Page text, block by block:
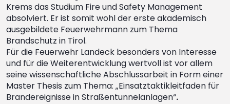
Krems das Studium Fire und Safety Management
absolviert. Er ist somit wohl der erste akademisch
ausgebildete Feuerwehrmann zum Thema
Brandschutz in Tirol.
Für die Feuerwehr Landeck besonders von Interesse
und für die Weiterentwicklung wertvoll ist vor allem
seine wissenschaftliche Abschlussarbeit in Form einer
Master Thesis zum Thema: „Einsatztaktikleitfaden für
Brandereignisse in Straßentunnelanlagen“.